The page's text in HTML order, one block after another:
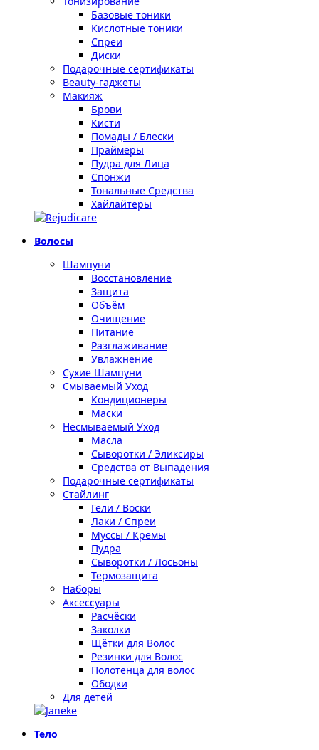
Базовые тоники
Кислотные тоники
Спреи
Диски
Подарочные сертификаты
Beauty-гаджеты
Макияж
Брови
Кисти
Помады / Блески
Праймеры
Пудра для Лица
Спонжи
Тональные Средства
Хайлайтеры
Волосы
Шампуни
Восстановление
Защита
Объём
Очищение
Питание
Разглаживание
Увлажнение
Сухие Шампуни
Смываемый Уход
Кондиционеры
Маски
Несмываемый Уход
Масла
Сыворотки / Эликсиры
Средства от Выпадения
Подарочные сертификаты
Стайлинг
Гели / Воски
Лаки / Спреи
Муссы / Кремы
Пудра
Сыворотки / Лосьоны
Термозащита
Наборы
Аксессуары
Расчёски
Заколки
Щётки для Волос
Резинки для Волос
Полотенца для волос
Ободки
Для детей
Тело